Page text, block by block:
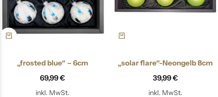
„frosted blue“ – 6cm
69,99€
inkl. MwSt.
„solar flare“-Neongelb 8cm
39,99€
inkl. MwSt.